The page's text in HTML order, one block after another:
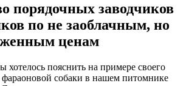
порядочных заводчиков
по не заоблачным, но
ценам
пояснить на примере своего
собаки в нашем питомнике